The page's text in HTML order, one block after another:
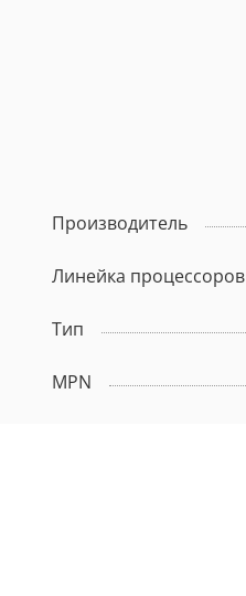
Производитель
Линейка процессоров
Тип
MPN